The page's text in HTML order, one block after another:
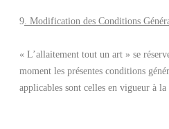
9. Modification des Conditions
« L’allaitement tout un art » se
moment les présentes conditions
applicables sont celles en vigueur à la